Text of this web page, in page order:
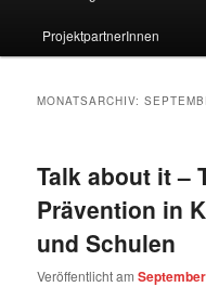
ProjektpartnerInnen
MONATSARCHIV:
Talk about it –
Prävention in
und Schulen
Veröffentlicht am